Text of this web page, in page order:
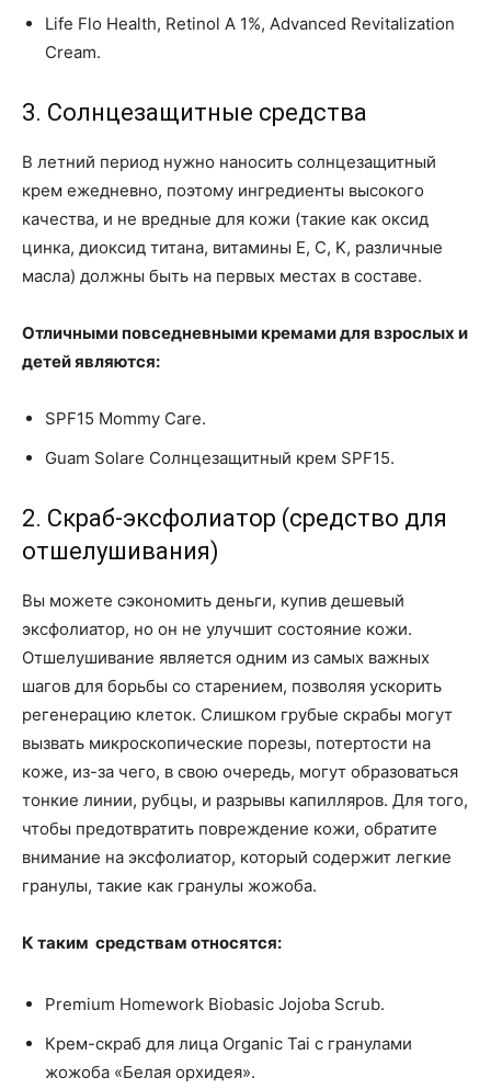
Life Flo Health, Retinol A 1%, Advanced Revitalization
Cream.
3. Солнцезащитные средства
В летний период нужно наносить солнцезащитный
крем ежедневно, поэтому ингредиенты высокого
качества, и не вредные для кожи (такие как оксид
цинка, диоксид титана, витамины E, C, K, различные
масла) должны быть на первых местах в составе.
Отличными повседневными кремами для взрослых и
детей являются:
SPF15 Mommy Care.
Guam Solare Солнцезащитный крем SPF15.
2. Скраб-эксфолиатор (средство для
отшелушивания)
Вы можете сэкономить деньги, купив дешевый
эксфолиатор, но он не улучшит состояние кожи.
Отшелушивание является одним из самых важных
шагов для борьбы со старением, позволяя ускорить
регенерацию клеток. Слишком грубые скрабы могут
вызвать микроскопические порезы, потертости на
коже, из-за чего, в свою очередь, могут образоваться
тонкие линии, рубцы, и разрывы капилляров. Для того,
чтобы предотвратить повреждение кожи, обратите
внимание на эксфолиатор, который содержит легкие
гранулы, такие как гранулы жожоба.
К таким средствам относятся:
Premium Homework Biobasic Jojoba Scrub.
Крем-скраб для лица Organic Tai с гранулами
жожоба «Белая орхидея».